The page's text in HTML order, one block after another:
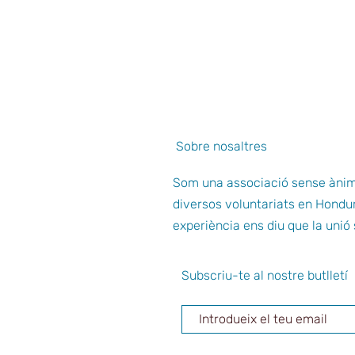
Sobre nosaltres
Som una associació sense
diversos voluntariats en
experiència ens diu que la unió
Subscriu-te al nostre butlletí